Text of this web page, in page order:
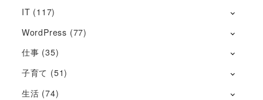
IT (117)
WordPress (77)
仕事 (35)
子育て (51)
生活 (74)